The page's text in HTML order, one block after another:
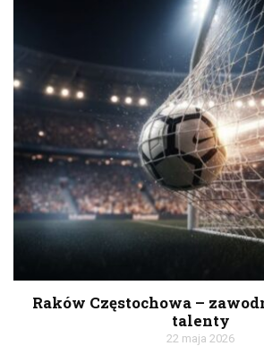
Raków Częstochowa –
talenty
22 maja 2026